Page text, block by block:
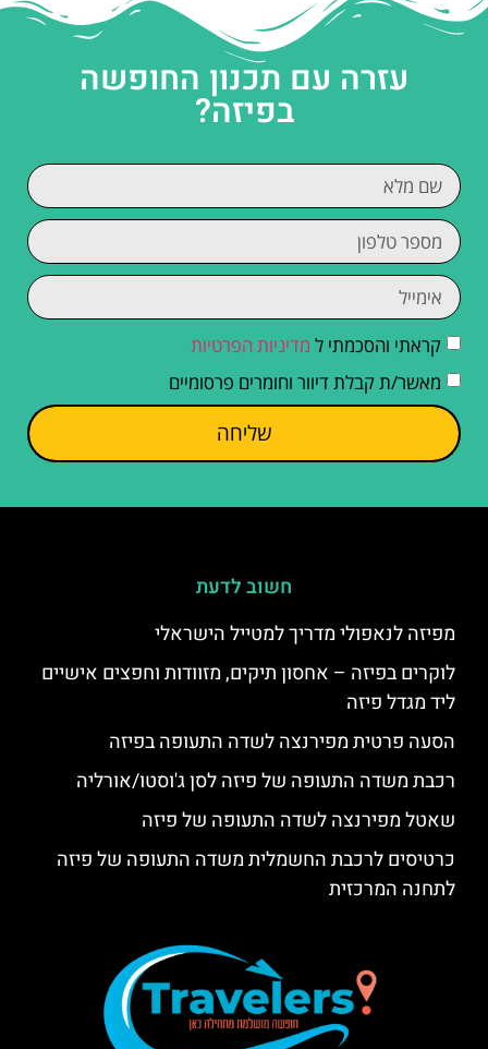
עזרה עם תכנון החופשה
בפיזה?
קראתי והסכמתי ל מדיניות הפרטיות
מאשר/ת קבלת דיוור וחומרים פרסומיים
שליחה
חשוב לדעת
מפיזה לנאפולי מדריך למטייל הישראלי
לוקרים בפיזה – אחסון תיקים, מזוודות וחפצים אישיים
ליד מגדל פיזה
הסעה פרטית מפירנצה לשדה התעופה בפיזה
רכבת משדה התעופה של פיזה לסן ג'וסטו/אורליה
שאטל מפירנצה לשדה התעופה של פיזה
כרטיסים לרכבת החשמלית משדה התעופה של פיזה
לתחנה המרכזית